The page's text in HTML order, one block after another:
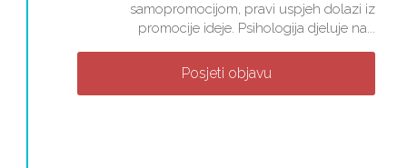
samopromocijom, pravi uspjeh dolazi iz
promocije ideje. Psihologija djeluje na...
Posjeti objavu